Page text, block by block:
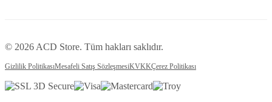
© 2026 ACD Store. Tüm hakları saklıdır.
Gizlilik PolitikasıMesafeli Satış SözleşmesiKVKKÇerez Politikası